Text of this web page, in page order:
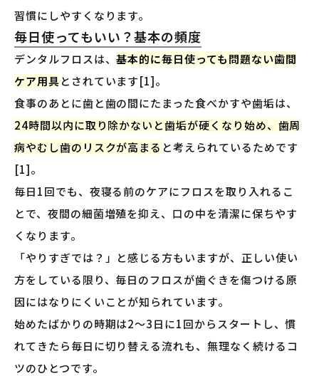
習慣にしやすくなります。
毎日使ってもいい？基本の頻度
デンタルフロスは、基本的に毎日使っても問題ない歯間
ケア用具とされています[1]。
食事のあとに歯と歯の間にたまった食べかすや歯垢は、
24時間以内に取り除かないと歯垢が硬くなり始め、歯周
病やむし歯のリスクが高まる と考えられているためです
[1]。
毎日1回でも、夜寝る前のケアにフロスを取り入れるこ
とで、夜間の細菌増殖を抑え、口の中を清潔に保ちやす
くなります。
「やりすぎでは？」と感じる方もいますが、正しい使い
方をしている限り、毎日のフロスが歯ぐきを傷つける原
因にはなりにくいことが知られています。
始めたばかりの時期は2〜3日に1回からスタートし、慣
れてきたら毎日に切り替える流れも、無理なく続けるコ
ツのひとつです。